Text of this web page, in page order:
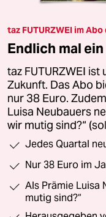
taz FUTURZWEI im
Endlich mal
taz FUTURZWEI
Zukunft. Das Abo
nur 38 Euro.
Luisa Neubauers
wir mutig sind?“
Jedes Quartal
Nur 38 Euro im
Als Prämie Luisa
mutig sind?“